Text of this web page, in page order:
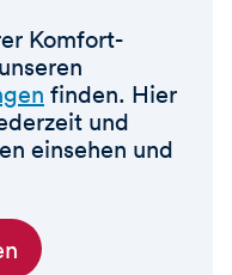
Komfort-
finden. Hier
und
einsehen und